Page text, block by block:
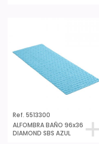
Ref. 5513300
ALFOMBRA BAÑO 96x36
DIAMOND SBS AZUL